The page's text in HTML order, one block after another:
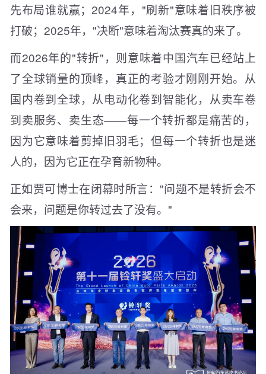
先布局谁就赢；2024年，"刷新"意味着旧秩序被
打破；2025年，"决断"意味着淘汰赛真的来了。
而2026年的"转折"，则意味着中国汽车已经站上
了全球销量的顶峰，真正的考验才刚刚开始。从
国内卷到全球，从电动化卷到智能化，从卖车卷
到卖服务、卖生态——每一个转折都是痛苦的，
因为它意味着剪掉旧羽毛；但每一个转折也是迷
人的，因为它正在孕育新物种。
正如贾可博士在闭幕时所言："问题不是转折会不
会来，问题是你转过去了没有。"